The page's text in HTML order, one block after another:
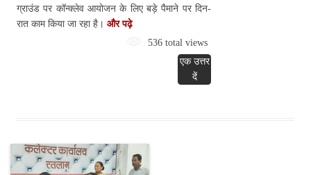
ग्राउंड पर कॉन्क्लेव आयोजन के लिए बड़े पैमाने पर दिन-
रात काम किया जा रहा है। और पढ़े
536 total views
एक उत्तर
दें